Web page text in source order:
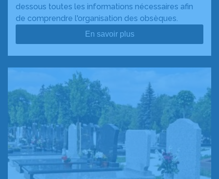
dessous toutes les informations nécessaires afin
de comprendre l'organisation des obsèques.
En savoir plus